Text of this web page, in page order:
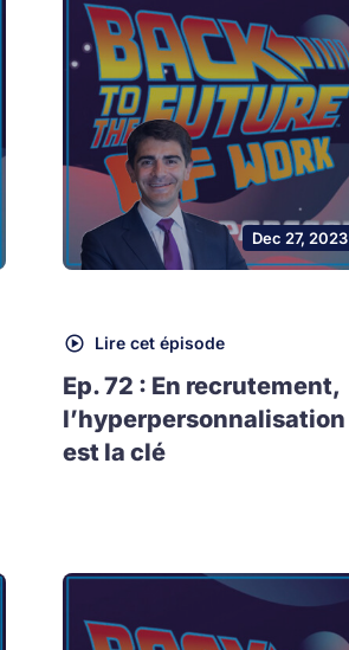
Dec 27, 2023
Lire cet épisode
Ep. 72 : En recrutement,
l’hyperpersonnalisation
est la clé